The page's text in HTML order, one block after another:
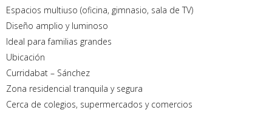
Espacios multiuso (oficina, gimnasio, sala de TV)
Diseño amplio y luminoso
Ideal para familias grandes
Ubicación
Curridabat – Sánchez
Zona residencial tranquila y segura
Cerca de colegios, supermercados y comercios